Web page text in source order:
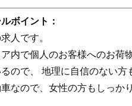
ボイント：
人です。
内で個人のお客様へのお荷
ので、 地理に自信のない方
なので、女性の方もしっか